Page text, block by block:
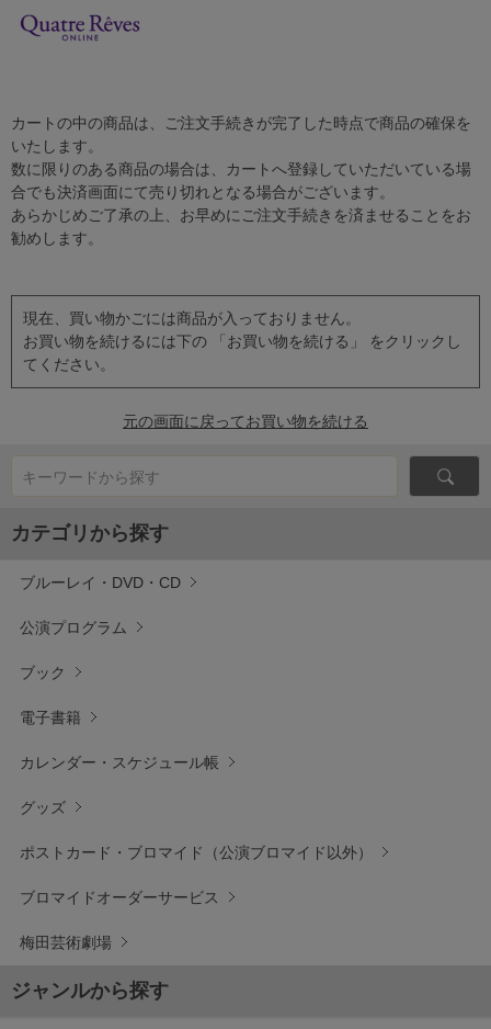
カートの中の商品は、ご注文手続きが完了した時点で商品の確保を
いたします。
数に限りのある商品の場合は、カートへ登録していただいている場
合でも決済画面にて売り切れとなる場合がございます。
あらかじめご了承の上、お早めにご注文手続きを済ませることをお
勧めします。
現在、買い物かごには商品が入っておりません。
お買い物を続けるには下の 「お買い物を続ける」 をクリックし
てください。
元の画面に戻ってお買い物を続ける
キーワードから探す
カテゴリから探す
ブルーレイ・DVD・CD
公演プログラム
ブック
電子書籍
カレンダー・スケジュール帳
グッズ
ポストカード・ブロマイド（公演ブロマイド以外）
ブロマイドオーダーサービス
梅田芸術劇場
ジャンルから探す